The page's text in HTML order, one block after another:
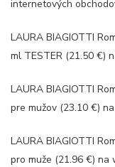
internetových
LAURA BIAGIOTTI
ml TESTER (21.50 €)
LAURA BIAGIOTTI
pre mužov (23.10 €)
LAURA BIAGIOTTI
pro muže (21.96 €) na